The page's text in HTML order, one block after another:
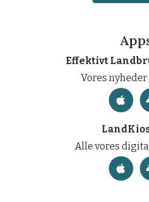
Effektivt
Vores nyheder
Alle vores